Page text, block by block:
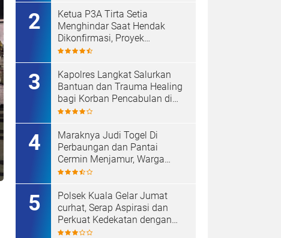
Ketua P3A Tirta Setia
Menghindar Saat Hendak
Dikonfirmasi, Proyek
Mark Up
Kapolres Langkat Salurkan
Bantuan dan Trauma Healing
bagi Korban Pencabulan di
Maraknya Judi Togel Di
Perbaungan dan Pantai
Cermin Menjamur, Warga
Tangkap Judi Togel
Polsek Kuala Gelar Jumat
curhat, Serap Aspirasi dan
Perkuat Kedekatan dengan